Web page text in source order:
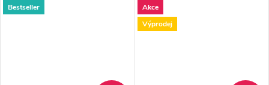
výplety...
Bestseller
Akce
Výprodej